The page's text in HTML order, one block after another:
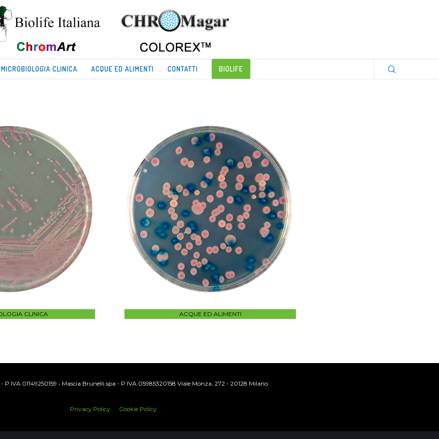
MICROBIOLOGIA CLINICA ACQUE ED ALIMENTI CONTATTI BIOLIFE
CLINICA ACQUE ED ALIMENTI
P.IVA 01149250159 • Mascia Brunelli spa - P.IVA 05985320158 Viale Monza, 272 - 20128 Milano
Privacy Policy Cookie Policy